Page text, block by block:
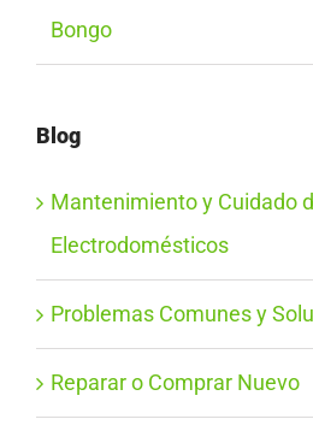
Bongo
Blog
Mantenimiento y Cuidado
Electrodomésticos
Problemas Comunes y
Reparar o Comprar Nuevo